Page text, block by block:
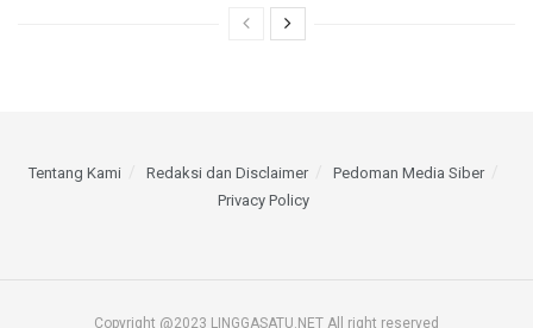
Tentang Kami Redaksi dan Disclaimer
Pedoman Media Siber
Privacy Policy
Copyright @2023 LINGGASATU.NET All right reserved